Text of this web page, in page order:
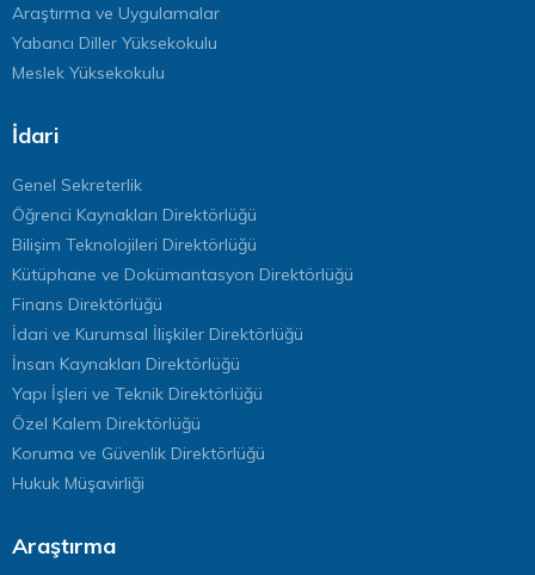
Araştırma ve Uygulamalar
Yabancı Diller Yüksekokulu
Meslek Yüksekokulu
İdari
Genel Sekreterlik
Öğrenci Kaynakları Direktörlüğü
Bilişim Teknolojileri Direktörlüğü
Kütüphane ve Dokümantasyon Direktörlüğü
Finans Direktörlüğü
İdari ve Kurumsal İlişkiler Direktörlüğü
İnsan Kaynakları Direktörlüğü
Yapı İşleri ve Teknik Direktörlüğü
Özel Kalem Direktörlüğü
Koruma ve Güvenlik Direktörlüğü
Hukuk Müşavirliği
Araştırma